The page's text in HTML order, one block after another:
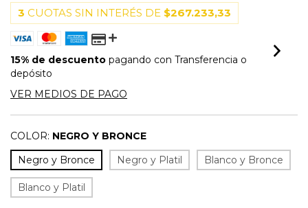
3 CUOTAS SIN INTERÉS DE $267.233,33
15% de descuento pagando con Transferencia o
depósito
VER MEDIOS DE PAGO
COLOR: NEGRO Y BRONCE
Negro y Bronce
Negro y Platil Blanco y Bronce
Blanco y Platil